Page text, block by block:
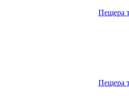
Пещера
Пещера